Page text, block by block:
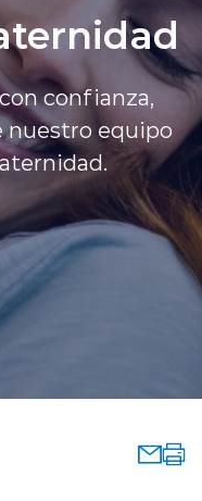
confianza,
nuestro equipo